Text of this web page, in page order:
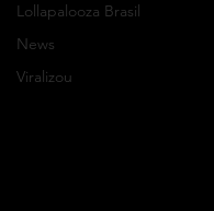
Lollapalooza Brasil
News
Viralizou